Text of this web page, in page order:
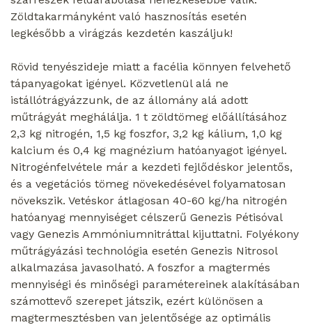
Zöldtakarmányként való hasznosítás esetén
legkésőbb a virágzás kezdetén kaszáljuk!
Rövid tenyészideje miatt a facélia könnyen felvehető
tápanyagokat igényel. Közvetlenül alá ne
istállótrágyázzunk, de az állomány alá adott
műtrágyát meghálálja. 1 t zöldtömeg előállításához
2,3 kg nitrogén, 1,5 kg foszfor, 3,2 kg kálium, 1,0 kg
kalcium és 0,4 kg magnézium hatóanyagot igényel.
Nitrogénfelvétele már a kezdeti fejlődéskor jelentős,
és a vegetációs tömeg növekedésével folyamatosan
növekszik. Vetéskor átlagosan 40-60 kg/ha nitrogén
hatóanyag mennyiséget célszerű Genezis Pétisóval
vagy Genezis Ammóniumnitráttal kijuttatni. Folyékony
műtrágyázási technológia esetén Genezis Nitrosol
alkalmazása javasolható. A foszfor a magtermés
mennyiségi és minőségi paramétereinek alakításában
számottevő szerepet játszik, ezért különösen a
magtermesztésben van jelentősége az optimális